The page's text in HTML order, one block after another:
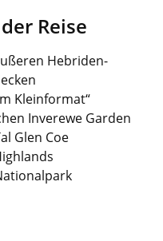
Reise
Hebriden-
Kleinformat“
Inverewe Garden
Glen Coe